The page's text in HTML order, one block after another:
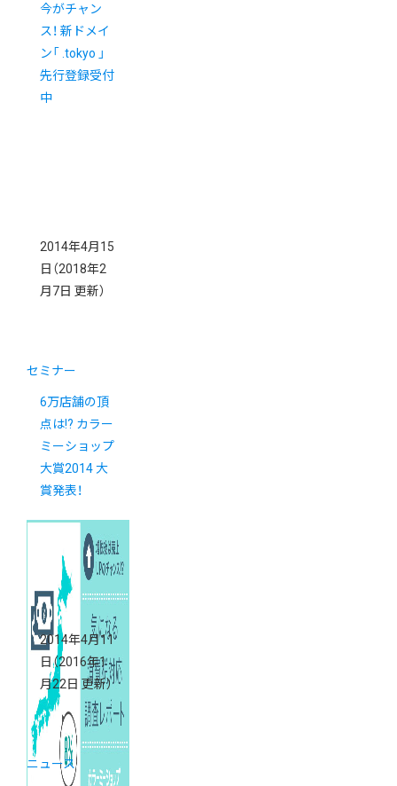
今がチャン
ス！ 新ドメイ
ン「 .tokyo 」
先行登録受付
中
2014年4月15
日 （2018年2
月7日 更新）
セミナー
6万店舗の頂
点は!? カラー
ミーショップ
大賞2014 大
賞発表！
2014年4月11
日 （2016年1
月22日 更新）
ニュース